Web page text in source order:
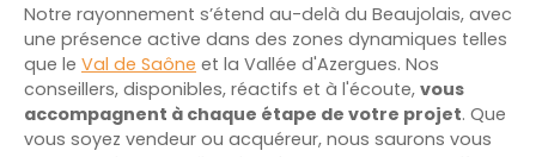
Notre rayonnement s’étend au-delà du Beaujolais, avec
une présence active dans des zones dynamiques telles
que le Val de Saône et la Vallée d'Azergues. Nos
conseillers, disponibles, réactifs et à l'écoute, vous
accompagnent à chaque étape de votre projet. Que
vous soyez vendeur ou acquéreur, nous saurons vous